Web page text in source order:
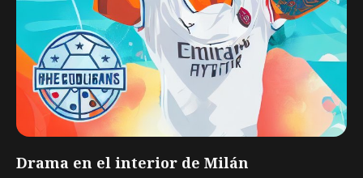
Drama en el interior de Milán